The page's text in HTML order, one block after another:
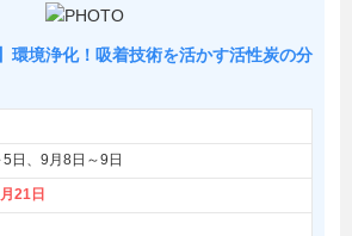
環境浄化！吸着技術を活かす活性炭の分
日、9月8日～9日
21日